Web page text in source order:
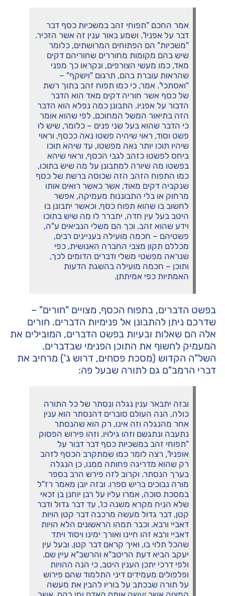
אמר החכם "תפוחי זהב במשכיות כסף דבר
דבר על אפניו". ושמע באור ענין זה אשר הזכיר.
"משכיות" הם הפתוחים המרושתים, כלומר
שיש בהם מקומות מחוררים שחוריהם דקים
מאד, כמו מעשי הצורפים, ונקראו כך מפני
שהראות עוברת בהם, תרגום "וישקף" –
"ואסתכי". אמר, כי כמו תפוח זהב בתוך רשת
של כסף אשר חוריה דקים מאד הוא הדבר
הדבור על אפניו. התבונן כמה נפלא הוא הדבר
הזה בתיאור המשל המחוכם, לפי שהוא אומר
כי הדבר שהוא בעל שני פנים – כלומר, שיש לו
פשט וסוד, ראוי שיהיה פשטו נאה ככסף, וראוי
שיהיו תוכו יותר נאה מפשטו, עד שיהא תוכו
ביחס לפשטו כזהב לגבי הכסף, וראוי שיהא
בפשטו מה שיורה למתבונן על מה שיש בתוכו,
כמו התפוח הזהב הזה שכוסה ברשת של כסף
שנקביה דקים מאוד, אשר כאשר רואים אותו
מרחוק או בלי התבוננות מעמיקה, אפשר
לחשוב בו שהוא תפוח כסף, וכאשר יתבונן בו
היטב בעל עין חדה, יתברר לו מה שיש בתוכו
וידע שהוא זהב. וכך הם משלי הנביאים ע"ה,
פשטיהם – חכמה מועילה בעניינים רבים,
מכללם תקון מצבי החברה האנושית, כפי
שנראה מפשטי משלי ודברים הדומים לכך,
ותוכן – חכמה מועילה בהשגת הדעות
האמתיות כפי אמיתתן.
בפשט הדברים, בתפוח הכסף, מצויים "חורים" –
שדרכם ניתן להתבונן אל פנימיות הדברים. חורים
אלה הם שאלות ובעיות בפשט הדברים, המובילים את
המעמיק לחשוף את התוכן הפנימי שבדברים.
השל"ה הקדוש (מסכת פסחים, דרוש ג') מרחיב את
דברי הרמב"ם גם לתורה שבעל פה:
ובזה יתבאר ענין נגלה ונסתר של כל התורה
כולה, הנה העולם סוברים דהנסתר הוא ענין
אחר מהנגלה וזה אינו, רק הוא שהנסתר
נתעבה ונתגשם וזהו גילויו. וזהו פירוש הפסוק
"תפוחי זהב במשכיות כסף דבר דבור על
אופניו", רצה לומר כמו שמתקרב הכסף לזהב
רק שהוא מדריגה פחותה ממנו, כן הנגלה
בערך הנסתר. וקרוב לזה פירש הרב בספר
מורה נבוכים בריש ספרו. ובזה יובן מאמר רז"ל
במסכת סוכה, אמרו עליו על רבן יוחנן בן זכאי
שלא הניח מקרא משנה כו', עד דבר גדול ודבר
קטן, דבר גדול מעשה מרכבה דבר קטן הויות
דאביי ורבא. וכבר תמהו הראשונים הלא הויות
דאביי ורבא זהו חיינו ואורך ימינו ויסוד ויתד
שהכל תלוי בו, ואיך קראם דבר קטן. ובעל עין
יעקב הביא דעת הריטב"א והרשב"א עיין שם.
ולפי דרכי יתכן הענין היטב, כי הנה ההויות
ופלפולים מעמידים דיני התלמוד שהם פירוש
על תורה שבכתב על בוריו להבין את מעשה